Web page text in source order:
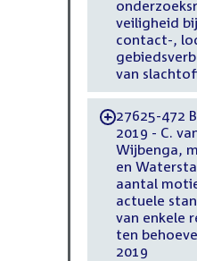
veiligheid
contact-,
van
-27625-472
2019 - C.
Wijbenga,
en
aantal
actuele
van enkele
ten
2019